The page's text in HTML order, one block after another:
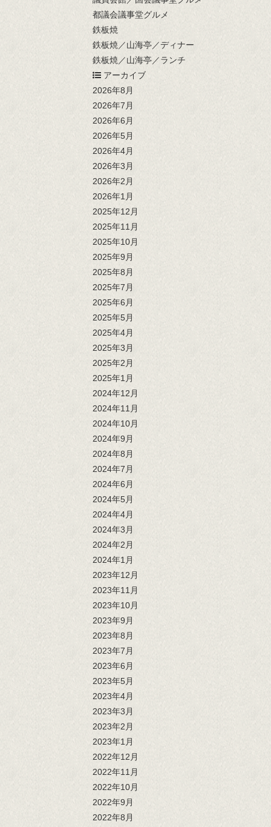
都議会議事堂グルメ
鉄板焼
鉄板焼／山海亭／ディナー
鉄板焼／山海亭／ランチ
アーカイブ
2026年8月
2026年7月
2026年6月
2026年5月
2026年4月
2026年3月
2026年2月
2026年1月
2025年12月
2025年11月
2025年10月
2025年9月
2025年8月
2025年7月
2025年6月
2025年5月
2025年4月
2025年3月
2025年2月
2025年1月
2024年12月
2024年11月
2024年10月
2024年9月
2024年8月
2024年7月
2024年6月
2024年5月
2024年4月
2024年3月
2024年2月
2024年1月
2023年12月
2023年11月
2023年10月
2023年9月
2023年8月
2023年7月
2023年6月
2023年5月
2023年4月
2023年3月
2023年2月
2023年1月
2022年12月
2022年11月
2022年10月
2022年9月
2022年8月